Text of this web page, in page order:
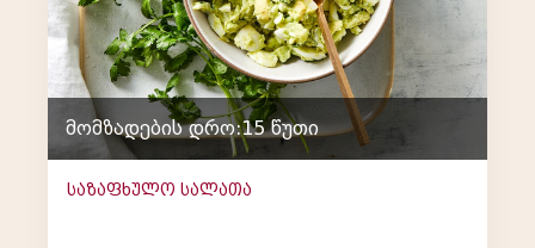
მომზადების დრო:15 წუთი
საზაფხულო სალათა